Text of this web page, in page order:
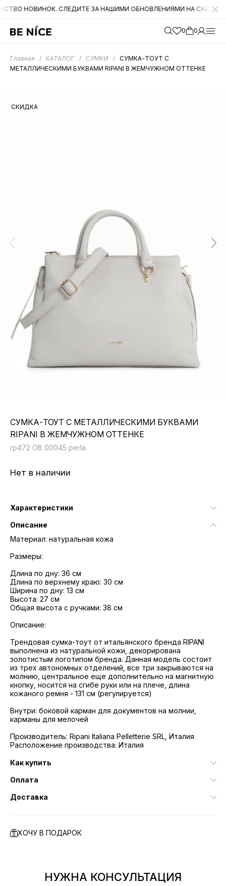
СЛЕДИТЕ ЗА НАШИМИ ОБНОВЛЕНИЯМИ НА САЙТЕ. А
0 0
Главная / КАТАЛОГ / СУМКИ / СУМКА-ТОУТ С
МЕТАЛЛИЧЕСКИМИ БУКВАМИ RIPANI В ЖЕМЧУЖНОМ ОТТЕНКЕ
СКИДКА
СУМКА-ТОУТ С МЕТАЛЛИЧЕСКИМИ БУКВАМИ
RIPANI В ЖЕМЧУЖНОМ ОТТЕНКЕ
rp472 OB 00045 perla
Нет в наличии
Характеристики
Описание
Материал: натуральная кожа
Размеры:
Длина по дну: 36 см
Длина по верхнему краю: 30 см
Ширина по дну: 13 см
Высота: 27 см
Общая высота с ручками: 38 см
Описание:
Трендовая сумка-тоут от итальянского бренда RIPANI
выполнена из натуральной кожи, декорирована
золотистым логотипом бренда. Данная модель состоит
из трех автономных отделений, все три закрываются на
молнию, центральное еще дополнительно на магнитную
кнопку, носится на сгибе руки или на плече, длина
кожаного ремня - 131 см (регулируется)
Внутри: боковой карман для документов на молнии,
карманы для мелочей
Производитель: Ripani Italiana Pelletterie SRL, Италия
Расположение производства: Италия
Как купить
Оплата
Доставка
ХОЧУ В ПОДАРОК
НУЖНА КОНСУЛЬТАЦИЯ